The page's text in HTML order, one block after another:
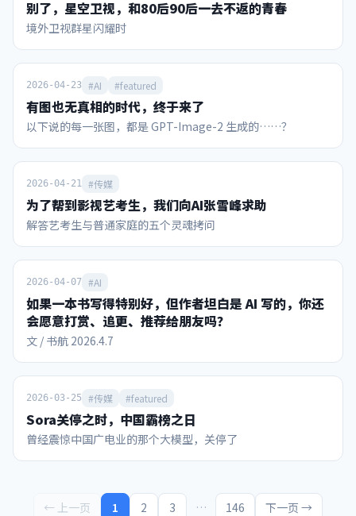
而产生的微小缝隙，在无限次折叠后确实能够归零且不引起维
度坍塌。...
际足联曾披露，2023-26周期收入有望突破150亿美元，较上
周期增长超70%。其中光本届世界杯，收入就高达101.84亿美
元（约合700亿人民币，相当于22冬奥会的4.6倍）。 1984年
洛杉矶奥运会的商业化拯救了奥运这场赛事；同时美国也有
NBA、MLB、NFL等赛事的成功商业化经验，这个“全民玩
咖”的大国具备一种将赛事IP价值最大化的“点石成金”的能
力。 当今国内村超、省超兴起，在全民健身的热潮中，蕴含着
中国足球未来复兴的希望。此时如何借鉴世界杯经验，充分营
销和开发国内赛事IP，是一个值得思考的命题。 赞助商：美国
110亿美元修订至130亿美元，较上周期增长超70%。决赛前
夜，因凡蒂诺向211个会员协会代表宣布，本周期收入有望突
破150亿美元。 其中，本届世界杯所在的2026财年收入预算约
89.11亿美元，而福布斯按实际表现估算的本届世界杯收入可
达101.84亿美元（含转播权39亿、票务/款待超30亿、赞助28
入为75.7亿美元。 下面首先从这里面的赞助商收入开始看。
本届世界杯有16个全球赞助席位，今年3月下旬售罄，创单届
体育赛事赞助收入纪录。赞助商可以使用世界杯名义进行产品
宣传营销，这种特许权益给国际足联带来的总收入，从俄罗斯
世界杯的16.6亿美元暴增到今年的28亿美元。 FIFA合作伙伴
ADI Predictstreet。每家合作伙伴平均4年周期约支付2亿美
元，沙特阿美、阿迪、可口可乐的签约价更高达约4亿美元。
FIFA世界杯赞助商（第二级）包括百威、美国银行、乐事、海
持者”计划，16个主办城市每个最多可签约10家本地赞助商。
别了，星空卫视，和80后90后一去不返的青春
境外卫视群星闪耀时
2026-04-23 #AI #featured
有图也无真相的时代，终于来了
以下说的每一张图，都是 GPT-Image-2 生成的……？
2026-04-21 #传媒
为了帮到影视艺考生，我们向AI张雪峰求助
解答艺考生与普通家庭的五个灵魂拷问
2026-04-07 #AI
如果一本书写得特别好，但作者坦白是 AI 写的，你还
会愿意打赏、追更、推荐给朋友吗？
文 / 书航 2026.4.7
2026-03-25 #传媒 #featured
Sora关停之时，中国霸榜之日
曾经震惊中国广电业的那个大模型，关停了
← 上一页 1 2 3 … 146 下一页 →